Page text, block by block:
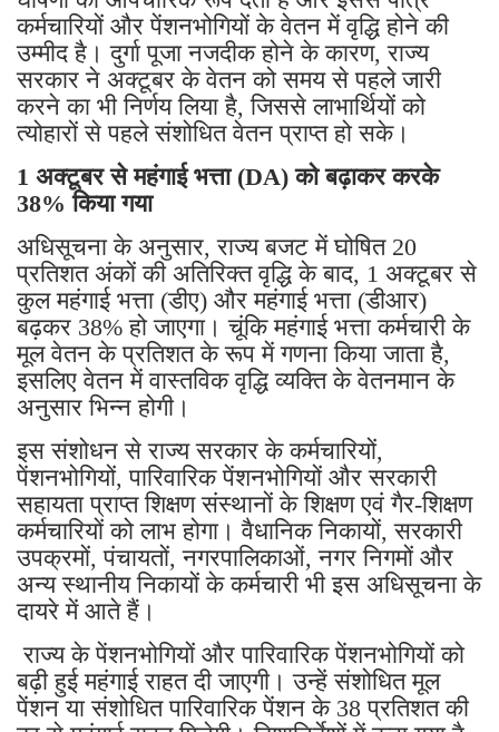
कर्मचारियों और पेंशनभोगियों के वेतन में वृद्धि होने की
उम्मीद है। दुर्गा पूजा नजदीक होने के कारण, राज्य
सरकार ने अक्टूबर के वेतन को समय से पहले जारी
करने का भी निर्णय लिया है, जिससे लाभार्थियों को
त्योहारों से पहले संशोधित वेतन प्राप्त हो सके।
1 अक्टूबर से महंगाई भत्ता (DA) को बढ़ाकर करके
38% किया गया
अधिसूचना के अनुसार, राज्य बजट में घोषित 20
प्रतिशत अंकों की अतिरिक्त वृद्धि के बाद, 1 अक्टूबर से
कुल महंगाई भत्ता (डीए) और महंगाई भत्ता (डीआर)
बढ़कर 38% हो जाएगा। चूंकि महंगाई भत्ता कर्मचारी के
मूल वेतन के प्रतिशत के रूप में गणना किया जाता है,
इसलिए वेतन में वास्तविक वृद्धि व्यक्ति के वेतनमान के
अनुसार भिन्न होगी।
इस संशोधन से राज्य सरकार के कर्मचारियों,
पेंशनभोगियों, पारिवारिक पेंशनभोगियों और सरकारी
सहायता प्राप्त शिक्षण संस्थानों के शिक्षण एवं गैर-शिक्षण
कर्मचारियों को लाभ होगा। वैधानिक निकायों, सरकारी
उपक्रमों, पंचायतों, नगरपालिकाओं, नगर निगमों और
अन्य स्थानीय निकायों के कर्मचारी भी इस अधिसूचना के
दायरे में आते हैं।
राज्य के पेंशनभोगियों और पारिवारिक पेंशनभोगियों को
बढ़ी हुई महंगाई राहत दी जाएगी। उन्हें संशोधित मूल
पेंशन या संशोधित पारिवारिक पेंशन के 38 प्रतिशत की